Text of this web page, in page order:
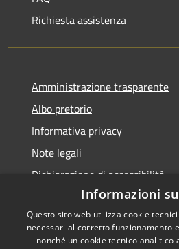
Richiesta assistenza
Amministrazione trasparente
Albo pretorio
Informativa privacy
Note legali
Dichiarazione di accessibilità
Informazioni
Questo sito web utilizza cookie
necessari al corretto funzionamento
nonché un cookie tecnico analitico